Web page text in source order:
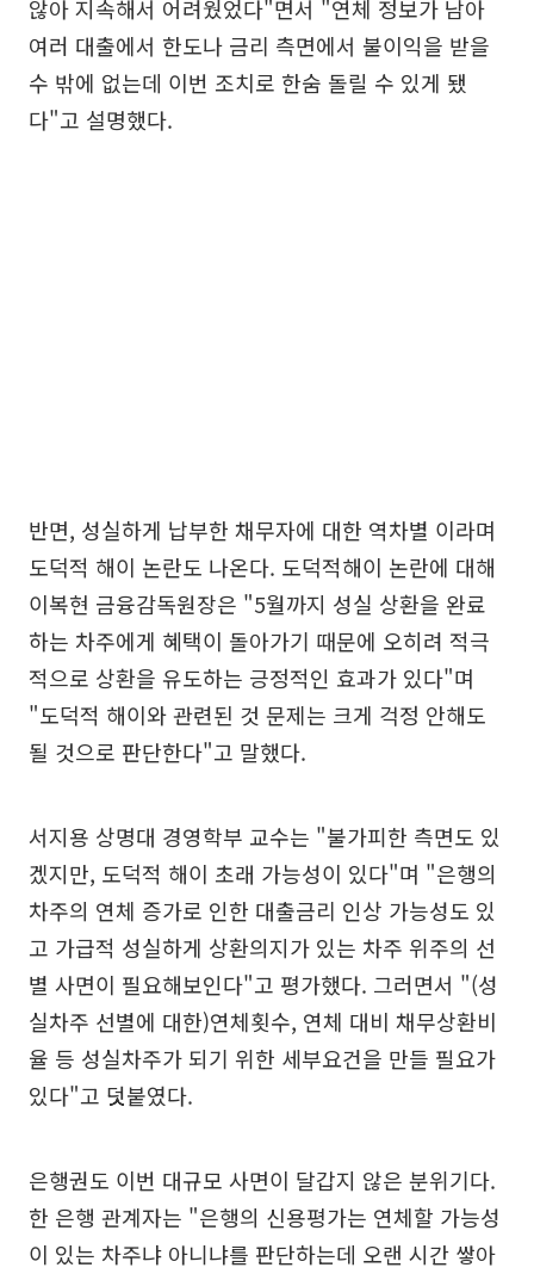
않아 지속해서 어려웠었다"면서 "연체 정보가 남아
여러 대출에서 한도나 금리 측면에서 불이익을 받을
수 밖에 없는데 이번 조치로 한숨 돌릴 수 있게 됐
다"고 설명했다.
반면, 성실하게 납부한 채무자에 대한 역차별 이라며
도덕적 해이 논란도 나온다. 도덕적해이 논란에 대해
이복현 금융감독원장은 "5월까지 성실 상환을 완료
하는 차주에게 혜택이 돌아가기 때문에 오히려 적극
적으로 상환을 유도하는 긍정적인 효과가 있다"며
"도덕적 해이와 관련된 것 문제는 크게 걱정 안해도
될 것으로 판단한다"고 말했다.
서지용 상명대 경영학부 교수는 "불가피한 측면도 있
겠지만, 도덕적 해이 초래 가능성이 있다"며 "은행의
차주의 연체 증가로 인한 대출금리 인상 가능성도 있
고 가급적 성실하게 상환의지가 있는 차주 위주의 선
별 사면이 필요해보인다"고 평가했다. 그러면서 "(성
실차주 선별에 대한)연체횟수, 연체 대비 채무상환비
율 등 성실차주가 되기 위한 세부요건을 만들 필요가
있다"고 덧붙였다.
은행권도 이번 대규모 사면이 달갑지 않은 분위기다.
한 은행 관계자는 "은행의 신용평가는 연체할 가능성
이 있는 차주냐 아니냐를 판단하는데 오랜 시간 쌓아